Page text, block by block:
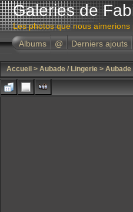
Galeries de
Les photos que nous
Albums
@ Derniers ajouts
Accueil > Aubade / Lingerie > Aubade